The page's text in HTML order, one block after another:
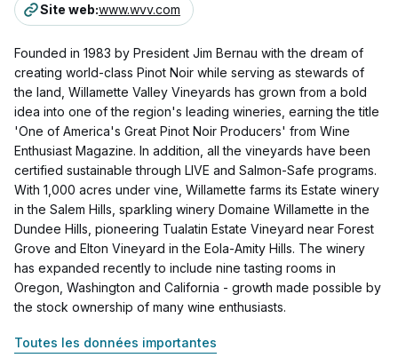
Site web:www.wvv.com
Founded in 1983 by President Jim Bernau with the dream of
creating world-class Pinot Noir while serving as stewards of
the land, Willamette Valley Vineyards has grown from a bold
idea into one of the region's leading wineries, earning the title
'One of America's Great Pinot Noir Producers' from Wine
Enthusiast Magazine. In addition, all the vineyards have been
certified sustainable through LIVE and Salmon-Safe programs.
With 1,000 acres under vine, Willamette farms its Estate winery
in the Salem Hills, sparkling winery Domaine Willamette in the
Dundee Hills, pioneering Tualatin Estate Vineyard near Forest
Grove and Elton Vineyard in the Eola-Amity Hills. The winery
has expanded recently to include nine tasting rooms in
Oregon, Washington and California - growth made possible by
the stock ownership of many wine enthusiasts.
Toutes les données importantes